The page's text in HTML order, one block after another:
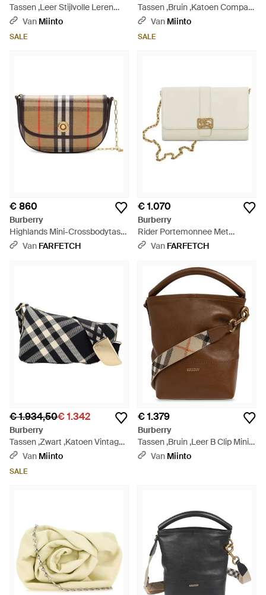
Tassen ,Leer Stijlvolle Leren
Crossbodytas - Wit
Van Miinto
SALE
Tassen ,Bruin ,Katoen Compact
House Check Bruine Tas - Bruin
Van Miinto
SALE
€ 860
Burberry
Highlands Mini-Crossbodytas
Met Ketting - Bruin
Van FARFETCH
€ 1.070
Burberry
Rider Portemonnee Met
Ketting - Naturel
Van FARFETCH
€ 1.934,50€ 1.342
Burberry
Tassen ,Zwart ,Katoen Vintage
Check Crossbody Tas - Zwart
Van Miinto
SALE
€ 1.379
Burberry
Tassen ,Bruin ,Leer B Clip Mini
Bag - Bruin
Van Miinto